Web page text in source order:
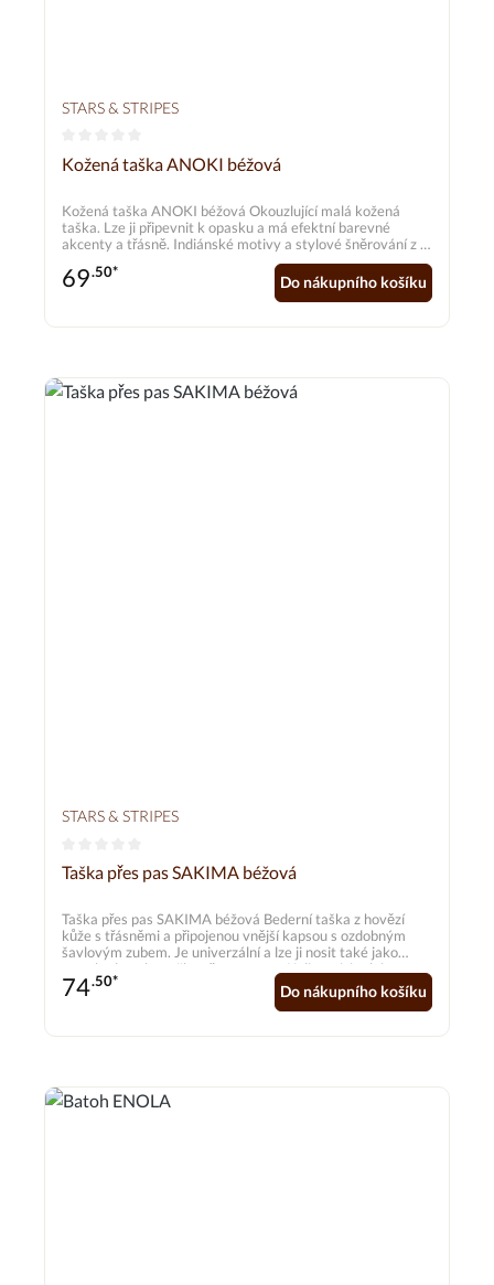
STARS & STRIPES
Průměrné hodnocení 0 z 5 hvězd
Kožená taška ANOKI béžová
Kožená taška ANOKI béžová Okouzlující malá kožená
taška. Lze ji připevnit k opasku a má efektní barevné
akcenty a třásně. Indiánské motivy a stylové šněrování z ní
dělají opravdový poutač na oči. K dispozici také v hnědé a
černé barvě
69.50*
Do nákupního košíku
STARS & STRIPES
Průměrné hodnocení 0 z 5 hvězd
Taška přes pas SAKIMA béžová
Taška přes pas SAKIMA béžová Bederní taška z hovězí
kůže s třásněmi a připojenou vnější kapsou s ozdobným
šavlovým zubem. Je univerzální a lze ji nosit také jako
crossbody nebo tašku přes rameno. K dispozici také v
černé nebo hnědé barvě
74.50*
Do nákupního košíku